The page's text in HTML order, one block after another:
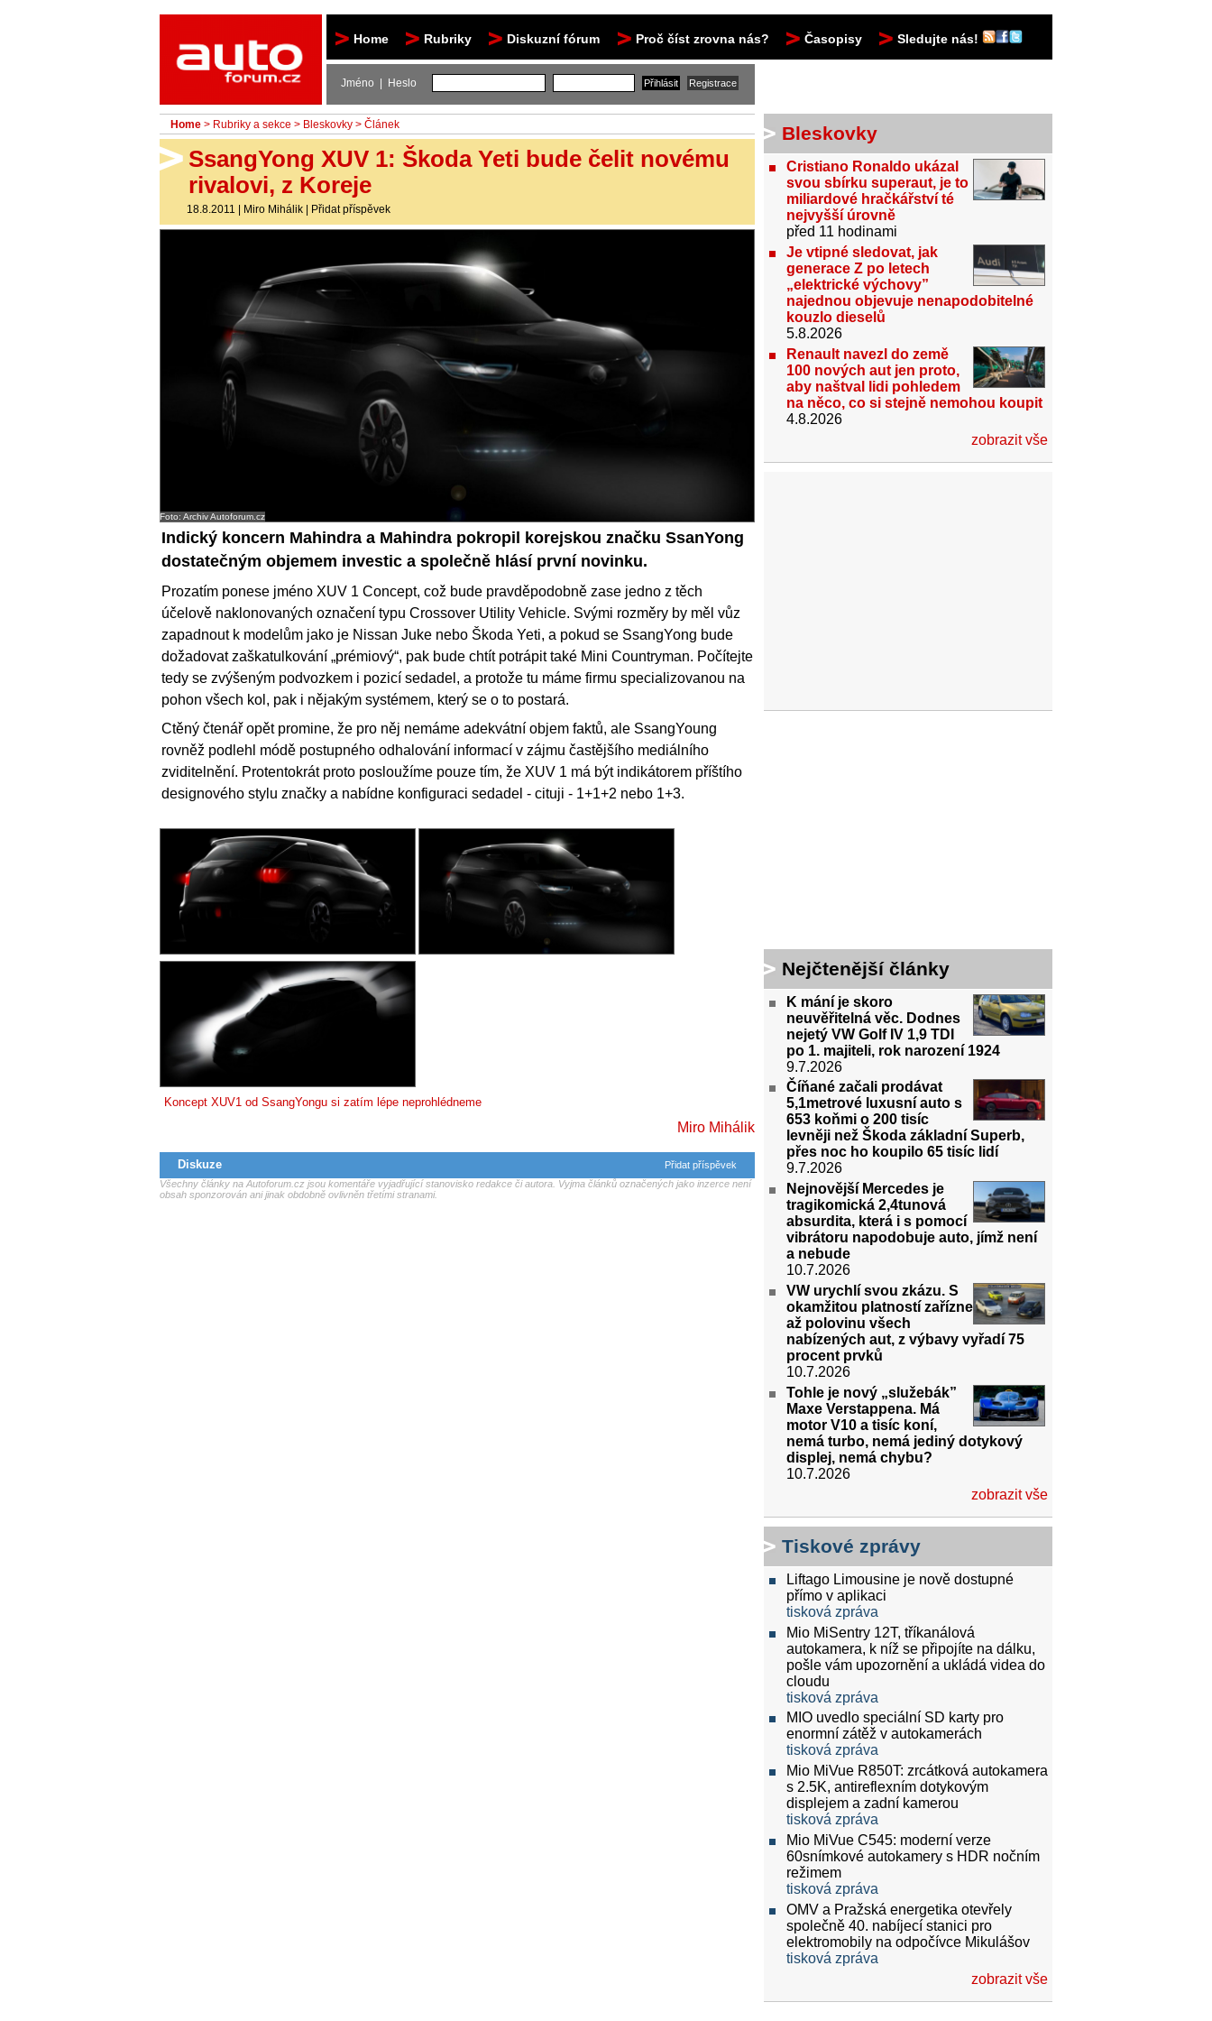
Home Rubriky Diskuzní fórum Proč číst zrovna nás? Časopisy Sledujte nás!
Jméno | Heslo
Home > Rubriky a sekce > Bleskovky > Článek
SsangYong XUV 1: Škoda Yeti bude čelit novému
rivalovi, z Koreje
18.8.2011 | Miro Mihálik | Přidat příspěvek
Foto: Archiv Autoforum.cz
Indický koncern Mahindra a Mahindra pokropil korejskou značku SsanYong
dostatečným objemem investic a společně hlásí první novinku.
Prozatím ponese jméno XUV 1 Concept, což bude pravděpodobně zase jedno z těch
účelově naklonovaných označení typu Crossover Utility Vehicle. Svými rozměry by měl vůz
zapadnout k modelům jako je Nissan Juke nebo Škoda Yeti, a pokud se SsangYong bude
dožadovat zaškatulkování „prémiový“, pak bude chtít potrápit také Mini Countryman. Počítejte
tedy se zvýšeným podvozkem i pozicí sedadel, a protože tu máme firmu specializovanou na
pohon všech kol, pak i nějakým systémem, který se o to postará.
Ctěný čtenář opět promine, že pro něj nemáme adekvátní objem faktů, ale SsangYoung
rovněž podlehl módě postupného odhalování informací v zájmu častějšího mediálního
zviditelnění. Protentokrát proto posloužíme pouze tím, že XUV 1 má být indikátorem příštího
designového stylu značky a nabídne konfiguraci sedadel - cituji - 1+1+2 nebo 1+3.
Koncept XUV1 od SsangYongu si zatím lépe neprohlédneme
Miro Mihálik
Diskuze
Přidat příspěvek
Všechny články na Autoforum.cz jsou komentáře vyjadřující stanovisko redakce či autora. Vyjma článků označených jako inzerce není
obsah sponzorován ani jinak obdobně ovlivněn třetími stranami.
Bleskovky
Cristiano Ronaldo ukázal
svou sbírku superaut, je to
miliardové hračkářství té
nejvyšší úrovně
před 11 hodinami
Je vtipné sledovat, jak
generace Z po letech
„elektrické výchovy”
najednou objevuje nenapodobitelné
kouzlo dieselů
5.8.2026
Renault navezl do země
100 nových aut jen proto,
aby naštval lidi pohledem
na něco, co si stejně nemohou koupit
4.8.2026
zobrazit vše
Nejčtenější články
K mání je skoro
neuvěřitelná věc. Dodnes
nejetý VW Golf IV 1,9 TDI
po 1. majiteli, rok narození 1924
9.7.2026
Číňané začali prodávat
5,1metrové luxusní auto s
653 koňmi o 200 tisíc
levněji než Škoda základní Superb,
přes noc ho koupilo 65 tisíc lidí
9.7.2026
Nejnovější Mercedes je
tragikomická 2,4tunová
absurdita, která i s pomocí
vibrátoru napodobuje auto, jímž není
a nebude
10.7.2026
VW urychlí svou zkázu. S
okamžitou platností zařízne
až polovinu všech
nabízených aut, z výbavy vyřadí 75
procent prvků
10.7.2026
Tohle je nový „služebák”
Maxe Verstappena. Má
motor V10 a tisíc koní,
nemá turbo, nemá jediný dotykový
displej, nemá chybu?
10.7.2026
zobrazit vše
Tiskové zprávy
Liftago Limousine je nově dostupné
přímo v aplikaci
tisková zpráva
Mio MiSentry 12T, tříkanálová
autokamera, k níž se připojíte na dálku,
pošle vám upozornění a ukládá videa do
cloudu
tisková zpráva
MIO uvedlo speciální SD karty pro
enormní zátěž v autokamerách
tisková zpráva
Mio MiVue R850T: zrcátková autokamera
s 2.5K, antireflexním dotykovým
displejem a zadní kamerou
tisková zpráva
Mio MiVue C545: moderní verze
60snímkové autokamery s HDR nočním
režimem
tisková zpráva
OMV a Pražská energetika otevřely
společně 40. nabíjecí stanici pro
elektromobily na odpočívce Mikulášov
tisková zpráva
zobrazit vše